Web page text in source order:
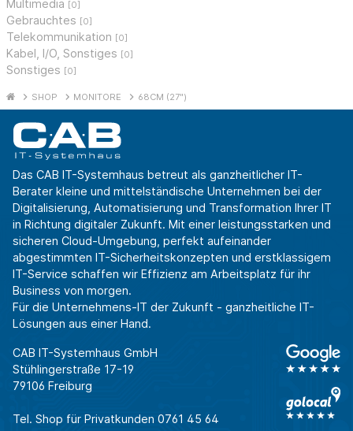
Multimedia [0]
Gebrauchtes [0]
Telekommunikation [0]
Kabel, I/O, Sonstiges [0]
Sonstiges [0]
SHOP MONITORE 68CM (27")
Das CAB IT-Systemhaus betreut als ganzheitlicher IT-
Berater kleine und mittelständische Unternehmen bei der
Digitalisierung, Automatisierung und Transformation Ihrer IT
in Richtung digitaler Zukunft. Mit einer leistungsstarken und
sicheren Cloud-Umgebung, perfekt aufeinander
abgestimmten IT-Sicherheitskonzepten und erstklassigem
IT-Service schaffen wir Effizienz am Arbeitsplatz für ihr
Business von morgen.
Für die Unternehmens-IT der Zukunft - ganzheitliche IT-
Lösungen aus einer Hand.
CAB IT-Systemhaus GmbH
Stühlingerstraße 17-19
79106 Freiburg
Tel. Shop für Privatkunden 0761 45 64